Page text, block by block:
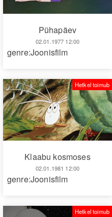
Pühapäev
02.01.1977 12:00
genre:Joonisfilm
Klaabu kosmoses
02.01.1981 12:00
Hetkel toimub
genre:Joonisfilm
Hetkel toimub